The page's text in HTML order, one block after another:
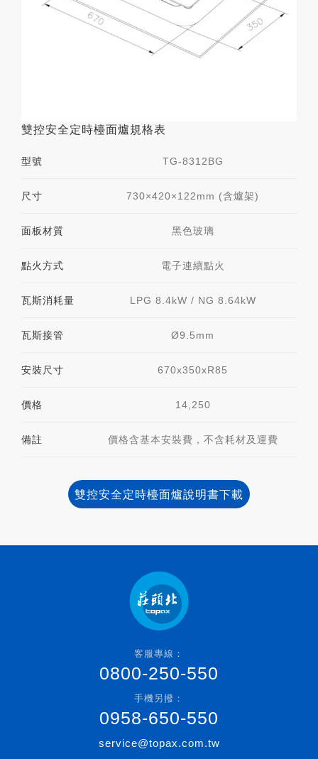
雙控安全定時檯面爐規格表
型號 TG-8312BG
尺寸 730×420×122mm (含爐架)
面板材質 黑色玻璃
點火方式 電子連續點火
瓦斯消耗量 LPG 8.4kW / NG 8.64kW
瓦斯接管 Ø9.5mm
安裝尺寸 670x350xR85
價格 14,250
備註 價格含基本安裝費，不含耗材及運費
雙控安全定時檯面爐說明書下載
客服專線：
0800-250-550
手機另撥：
0958-650-550
service@topax.com.tw